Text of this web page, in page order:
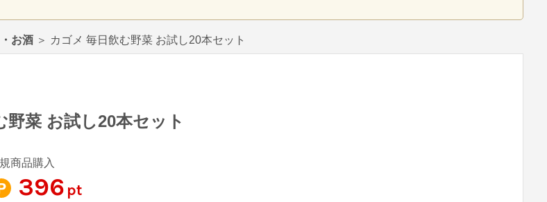
お酒 ＞ カゴメ 毎日飲む野菜 お試し20本セット
野菜 お試し20本セット
商品購入
396 pt